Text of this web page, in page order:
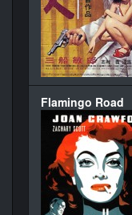
Flamingo Road